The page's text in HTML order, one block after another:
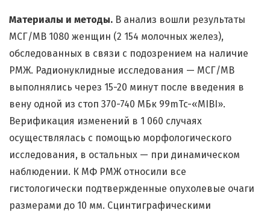
Материалы и методы. В анализ вошли результаты
МСГ/МВ 1080 женщин (2 154 молочных желез),
обследованных в связи с подозрением на наличие
РМЖ. Радионуклидные исследования — МСГ/МВ
выполнялись через 15-20 минут после введения в
вену одной из стоп 370-740 МБк 99mTc-«MIBI».
Верификация изменений в 1 060 случаях
осуществлялась с помощью морфологического
исследования, в остальных — при динамическом
наблюдении. К МФ РМЖ относили все
гистологически подтвержденные опухолевые очаги
размерами до 10 мм. Сцинтиграфическими